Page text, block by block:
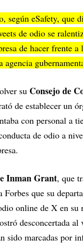
según eSafety, que
de odio se
de hacer frente a
su Consejo de
de establecer un
con personal a
de odio a
Inman Grant, que
que su
online de X en su
desconcertada
sido marcadas por